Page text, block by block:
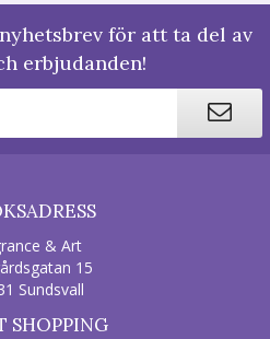
för att ta del av
erbjudanden!
& Art
15
Sundsvall
SHOPPING